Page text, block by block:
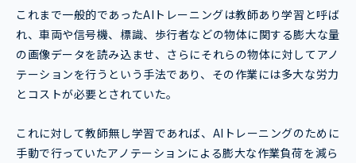
これまで一般的であったAIトレーニングは教師あり学習と呼ば
れ、車両や信号機、標識、歩行者などの物体に関する膨大な量
の画像データを読み込ませ、さらにそれらの物体に対してアノ
テーションを行うという手法であり、その作業には多大な労力
とコストが必要とされていた。
これに対して教師無し学習であれば、AIトレーニングのために
手動で行っていたアノテーションによる膨大な作業負荷を減ら